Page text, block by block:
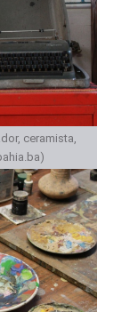
ceramista,